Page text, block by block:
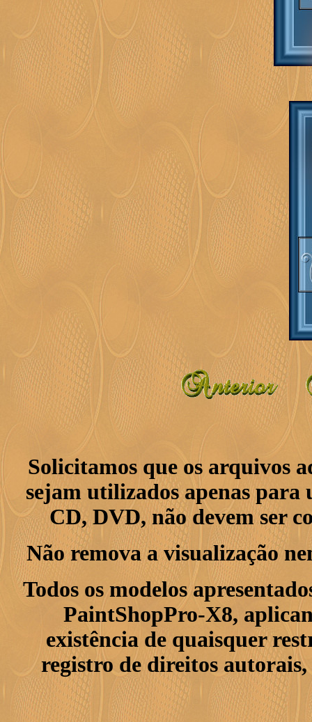
Solicitamos que os arquivos
sejam utilizados apenas para
CD, DVD, não devem ser
Não remova a visualização
Todos os modelos
PaintShopPro-X8,
existência de quaisquer
registro de direitos